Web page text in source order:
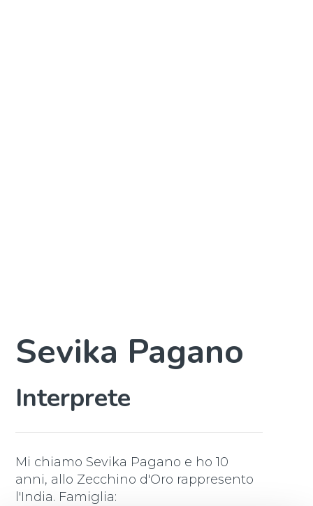
Sevika Pagano
Interprete
Mi chiamo Sevika Pagano e ho 10
anni, allo Zecchino d'Oro rappresento
l'India. Famiglia: